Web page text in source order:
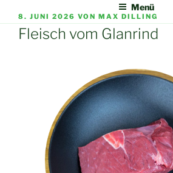
Menü
8. JUNI 2026 VON MAX DILLING
Fleisch vom Glanrind